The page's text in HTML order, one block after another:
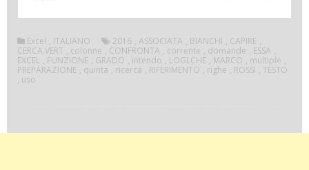
Excel , ITALIANO 2016 , ASSOCIATA , BIANCHI , CAPIRE ,
CERCA.VERT , colonne , CONFRONTA , corrente , domande , ESSA ,
EXCEL , FUNZIONE , GRADO , intendo , LOGLCHE , MARCO , multiple ,
PREPARAZIONE , quinta , ricerca , RIFERIMENTO , righe , ROSSI , TESTO
, uso